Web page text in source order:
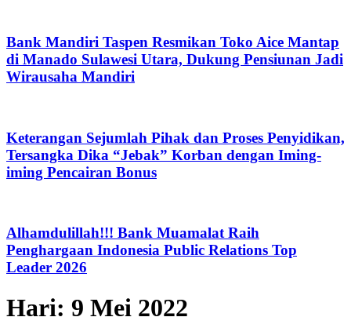
Bank Mandiri Taspen Resmikan Toko Aice Mantap
di Manado Sulawesi Utara, Dukung Pensiunan Jadi
Wirausaha Mandiri
Keterangan Sejumlah Pihak dan Proses Penyidikan,
Tersangka Dika “Jebak” Korban dengan Iming-
iming Pencairan Bonus
Alhamdulillah!!! Bank Muamalat Raih
Penghargaan Indonesia Public Relations Top
Leader 2026
Hari: 9 Mei 2022